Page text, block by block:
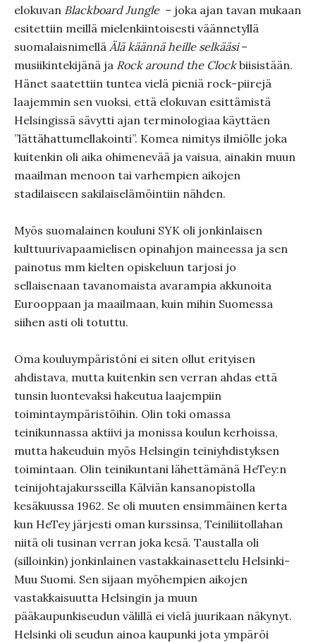
elokuvan Blackboard Jungle – joka ajan tavan mukaan
esitettiin meillä mielenkiintoisesti väännetyllä
suomalaisnimellä Älä käännä heille selkääsi–
musiikintekijänä ja Rock around the Clockbiisistään.
Hänet saatettiin tuntea vielä pieniä rock-piirejä
laajemmin sen vuoksi, että elokuvan esittämistä
Helsingissä sävytti ajan terminologiaa käyttäen
”lättähattumellakointi”. Komea nimitys ilmiölle joka
kuitenkin oli aika ohimenevää ja vaisua, ainakin muun
maailman menoon tai varhempien aikojen
stadilaiseen sakilaiselämöintiin nähden.
Myös suomalainen kouluni SYK oli jonkinlaisen
kulttuurivapaamielisen opinahjon maineessa ja sen
painotus mm kielten opiskeluun tarjosi jo
sellaisenaan tavanomaista avarampia akkunoita
Eurooppaan ja maailmaan, kuin mihin Suomessa
siihen asti oli totuttu.
Oma kouluympäristöni ei siten ollut erityisen
ahdistava, mutta kuitenkin sen verran ahdas että
tunsin luontevaksi hakeutua laajempiin
toimintaympäristöihin. Olin toki omassa
teinikunnassa aktiivi ja monissa koulun kerhoissa,
mutta hakeuduin myös Helsingin teiniyhdistyksen
toimintaan. Olin teinikuntani lähettämänä HeTey:n
teinijohtajakursseilla Kälviän kansanopistolla
kesäkuussa 1962. Se oli muuten ensimmäinen kerta
kun HeTey järjesti oman kurssinsa, Teiniliitollahan
niitä oli tusinan verran joka kesä. Taustalla oli
(silloinkin) jonkinlainen vastakkainasettelu Helsinki-
Muu Suomi. Sen sijaan myöhempien aikojen
vastakkaisuutta Helsingin ja muun
pääkaupunkiseudun välillä ei vielä juurikaan näkynyt.
Helsinki oli seudun ainoa kaupunki jota ympäröi